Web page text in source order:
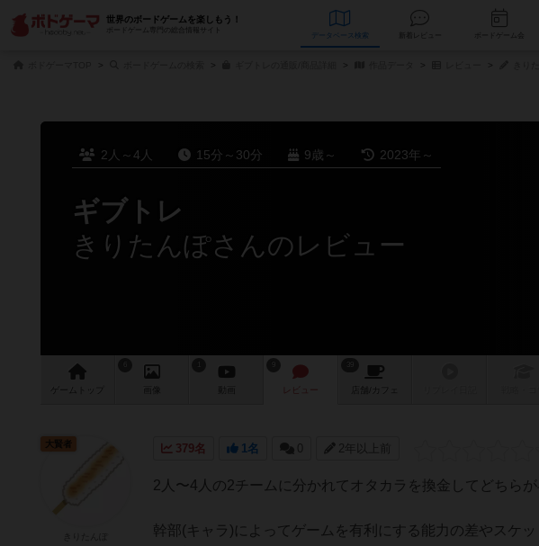
世界のボードゲームを楽しもう！
ボードゲーム専門の総合情報サイト
データベース
2人～4人 15分～30分 9歳～ 2023年～
ギブトレ
きりたんぽさんのレビュー
ゲーム 画像 レビュー 店舗/ カフェ
379名 1名 0 2年以上前
2人〜4人の2チームに分かれてオタカラを換金してどちら
幹部(キャラ)によってゲームを有利にする能力の差やスケ
大賢者